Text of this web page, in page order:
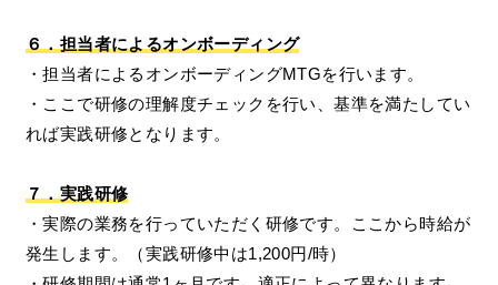
６．担当者によるオンボーディング
・担当者によるオンボーディングMTGを行います。
・ここで研修の理解度チェックを行い、基準を満たしてい
れば実践研修となります。
７．実践研修
・実際の業務を行っていただく研修です。ここから時給が
発生します。（実践研修中は1,200円/時）